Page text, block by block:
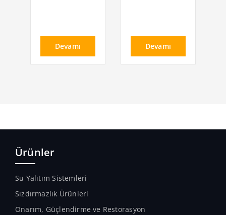
Devamı Devamı
Ürünler
Su Yalıtım Sistemleri
Sızdırmazlık Ürünleri
Onarım, Güçlendirme ve Restorasyon